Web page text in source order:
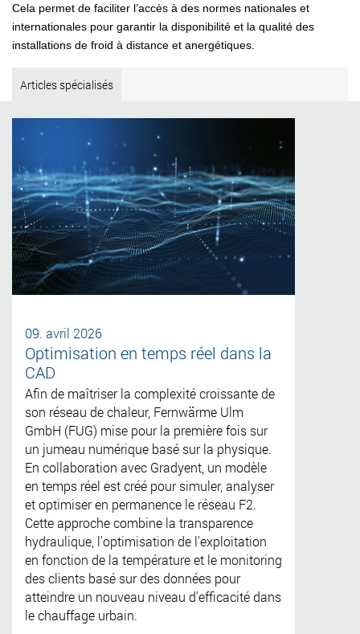
Cela permet de faciliter l’accès à des normes nationales et
internationales pour garantir la disponibilité et la qualité des
installations de froid à distance et anergétiques.
Articles spécialisés
09. avril 2026
Optimisation en temps réel dans la
CAD
Afin de maîtriser la complexité croissante de
son réseau de chaleur, Fernwärme Ulm
GmbH (FUG) mise pour la première fois sur
un jumeau numérique basé sur la physique.
En collaboration avec Gradyent, un modèle
en temps réel est créé pour simuler, analyser
et optimiser en permanence le réseau F2.
Cette approche combine la transparence
hydraulique, l'optimisation de l'exploitation
en fonction de la température et le monitoring
des clients basé sur des données pour
atteindre un nouveau niveau d'efficacité dans
le chauffage urbain.